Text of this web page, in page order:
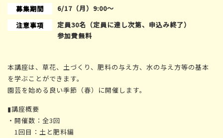
募集期間
6/17（月）9:00～
注意事項
定員30名（定員に達し次第、申込み終了）
参加費無料
本講座は、草花、土づくり、肥料の与え方、水の与え方等の基本
を学ぶことができます。
園芸を始める良い季節（春）に開催します。
▮講座概要
・開催数：全3回
1回目：土と肥料編